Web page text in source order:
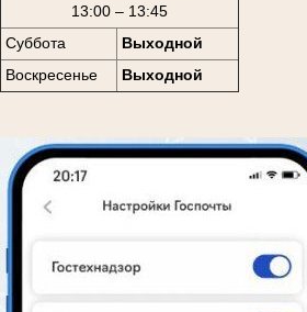
13:00 – 13:45
Суббота
Выходной
Воскресенье
Выходной